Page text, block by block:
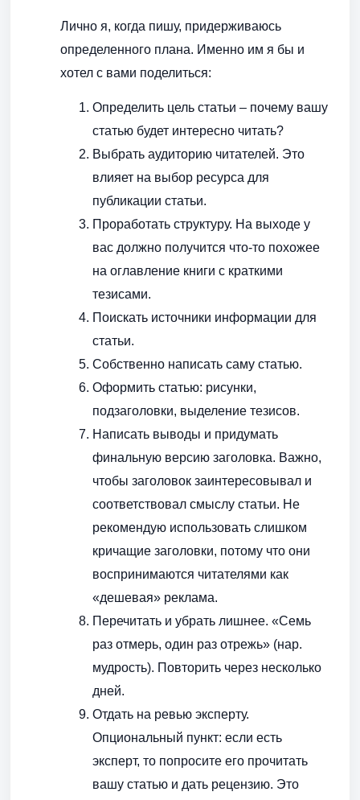
Лично я, когда пишу, придерживаюсь
определенного плана. Именно им я бы и
хотел с вами поделиться:
Определить цель статьи – почему вашу
статью будет интересно читать?
Выбрать аудиторию читателей. Это
влияет на выбор ресурса для
публикации статьи.
Проработать структуру. На выходе у
вас должно получится что-то похожее
на оглавление книги с краткими
тезисами.
Поискать источники информации для
статьи.
Собственно написать саму статью.
Оформить статью: рисунки,
подзаголовки, выделение тезисов.
Написать выводы и придумать
финальную версию заголовка. Важно,
чтобы заголовок заинтересовывал и
соответствовал смыслу статьи. Не
рекомендую использовать слишком
кричащие заголовки, потому что они
воспринимаются читателями как
«дешевая» реклама.
Перечитать и убрать лишнее. «Семь
раз отмерь, один раз отрежь» (нар.
мудрость). Повторить через несколько
дней.
Отдать на ревью эксперту.
Опциональный пункт: если есть
эксперт, то попросите его прочитать
вашу статью и дать рецензию. Это